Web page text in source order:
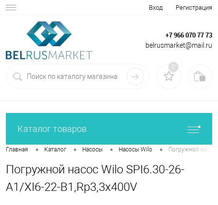
Вход Регистрация
+7 966 070 77 73
belrusmarket@mail.ru
0
Каталог товаров
Главная • Каталог • Насосы • Насосы Wilo • Погружной насос
Погружной насос Wilo SPI6.30-26-
A1/XI6-22-B1,Rp3,3x400V